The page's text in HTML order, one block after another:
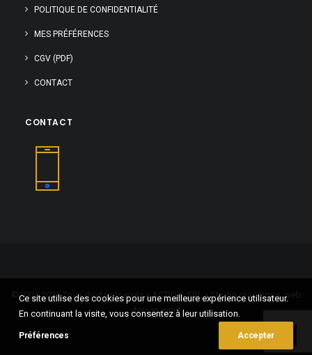
POLITIQUE DE CONFIDENTIALITÉ
MES PRÉFÉRENCES
CGV (PDF)
CONTACT
CONTACT
©2004-2025 Tous droits réservés • ACTIDIS SRL • Studio graphique, web
design, print
Ce site utilise des cookies pour une meilleure expérience utilisateur.
En continuant la visite, vous consentez à leur utilisation.
Préférences Accepter